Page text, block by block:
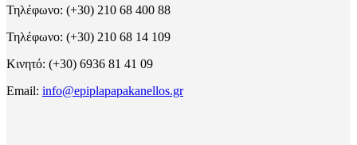
Τηλέφωνο: (+30) 210 68 400 88
Τηλέφωνο: (+30) 210 68 14 109
Κινητό: (+30) 6936 81 41 09
Email: info@epiplapapakanellos.gr